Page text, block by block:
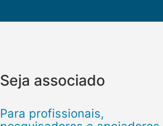
Seja associado
Para profissionais,